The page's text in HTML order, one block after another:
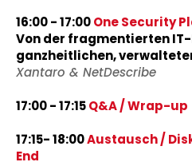
16:00 - 17:00One Security
Von der fragmentierten
ganzheitlichen,
Xantaro & NetDescribe
17:00 - 17:15Q&A / Wrap-up
17:15- 18:00Austausch /
End